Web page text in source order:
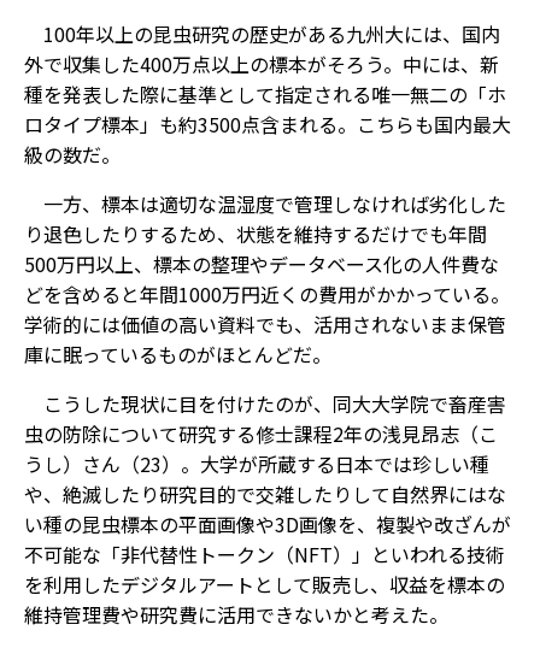
100年以上の昆虫研究の歴史がある九州大には、国内
外で収集した400万点以上の標本がそろう。中には、新
種を発表した際に基準として指定される唯一無二の「ホ
ロタイプ標本」も約3500点含まれる。こちらも国内最大
級の数だ。
一方、標本は適切な温湿度で管理しなければ劣化した
り退色したりするため、状態を維持するだけでも年間
500万円以上、標本の整理やデータベース化の人件費な
どを含めると年間1000万円近くの費用がかかっている。
学術的には価値の高い資料でも、活用されないまま保管
庫に眠っているものがほとんどだ。
こうした現状に目を付けたのが、同大大学院で畜産害
虫の防除について研究する修士課程2年の浅見昂志（こ
うし）さん（23）。大学が所蔵する日本では珍しい種
や、絶滅したり研究目的で交雑したりして自然界にはな
い種の昆虫標本の平面画像や3D画像を、複製や改ざんが
不可能な「非代替性トークン（NFT）」といわれる技術
を利用したデジタルアートとして販売し、収益を標本の
維持管理費や研究費に活用できないかと考えた。